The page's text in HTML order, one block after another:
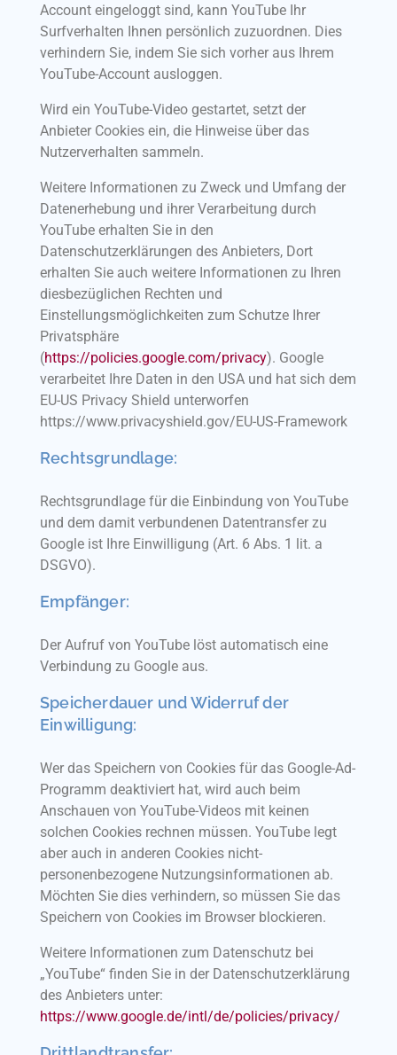
Account eingeloggt sind, kann YouTube Ihr
Surfverhalten Ihnen persönlich zuzuordnen. Dies
verhindern Sie, indem Sie sich vorher aus Ihrem
YouTube-Account ausloggen.
Wird ein YouTube-Video gestartet, setzt der
Anbieter Cookies ein, die Hinweise über das
Nutzerverhalten sammeln.
Weitere Informationen zu Zweck und Umfang der
Datenerhebung und ihrer Verarbeitung durch
YouTube erhalten Sie in den
Datenschutzerklärungen des Anbieters, Dort
erhalten Sie auch weitere Informationen zu Ihren
diesbezüglichen Rechten und
Einstellungsmöglichkeiten zum Schutze Ihrer
Privatsphäre
(https://policies.google.com/privacy). Google
verarbeitet Ihre Daten in den USA und hat sich dem
EU-US Privacy Shield unterworfen
https://www.privacyshield.gov/EU-US-Framework
Rechtsgrundlage:
Rechtsgrundlage für die Einbindung von YouTube
und dem damit verbundenen Datentransfer zu
Google ist Ihre Einwilligung (Art. 6 Abs. 1 lit. a
DSGVO).
Empfänger:
Der Aufruf von YouTube löst automatisch eine
Verbindung zu Google aus.
Speicherdauer und Widerruf der
Einwilligung:
Wer das Speichern von Cookies für das Google-Ad-
Programm deaktiviert hat, wird auch beim
Anschauen von YouTube-Videos mit keinen
solchen Cookies rechnen müssen. YouTube legt
aber auch in anderen Cookies nicht-
personenbezogene Nutzungsinformationen ab.
Möchten Sie dies verhindern, so müssen Sie das
Speichern von Cookies im Browser blockieren.
Weitere Informationen zum Datenschutz bei
„YouTube“ finden Sie in der Datenschutzerklärung
des Anbieters unter:
https://www.google.de/intl/de/policies/privacy/